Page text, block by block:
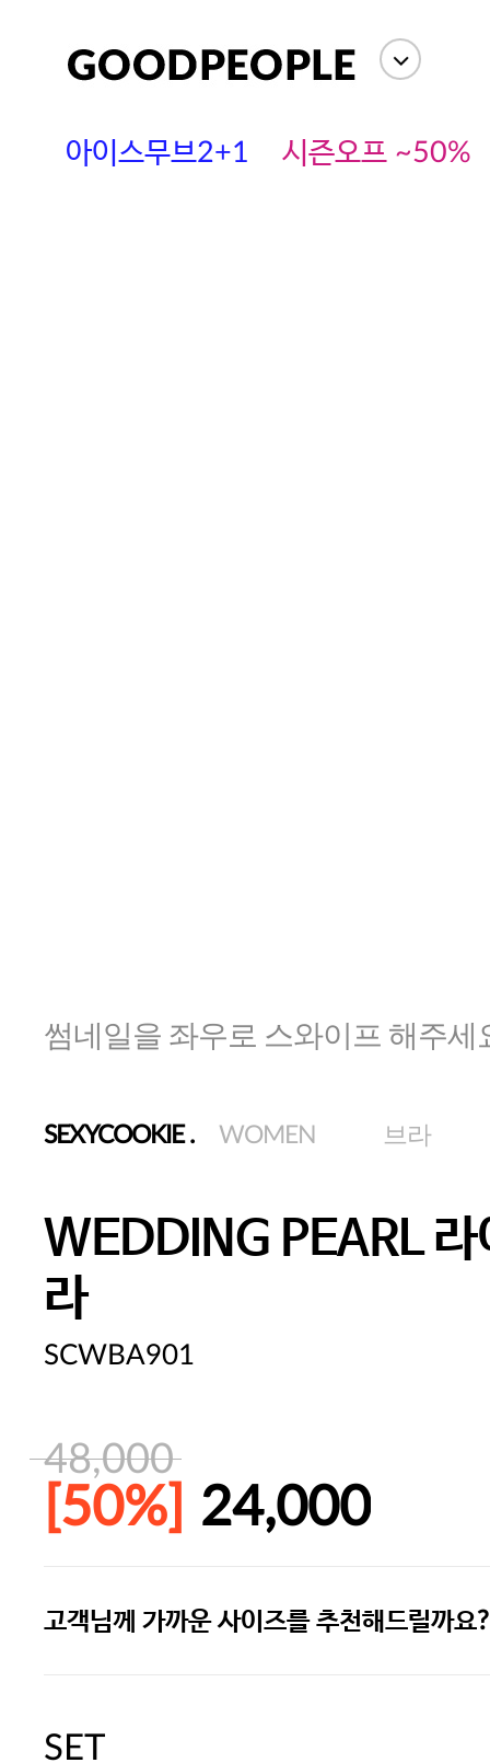
아이스무브2+1 시즌오프 ~50%
썸네일을 좌우로 스와이프 해주세
SEXYCOOKIE. WOMEN 브라
WEDDING PEARL 라
라
SCWBA901
48,000
[50%] 24,000
주말특가 20%(8.7~8.9)/5만원 이
고객님께 가까운 사이즈를 추천해드릴까요?
SET